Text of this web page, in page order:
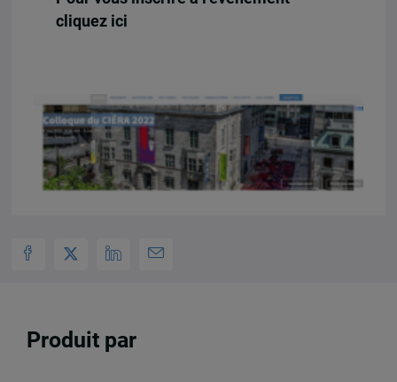
cliquez ici
Produit par